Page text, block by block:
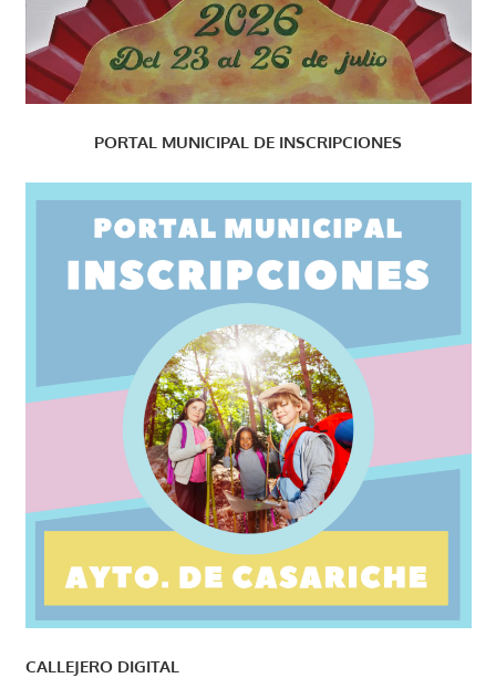
PORTAL MUNICIPAL DE INSCRIPCIONES
CALLEJERO DIGITAL